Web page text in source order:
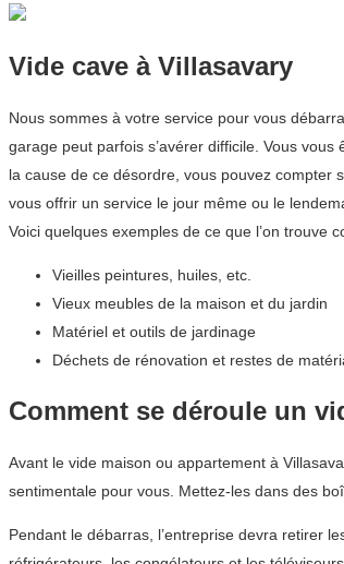
Vide cave à Villasavary
Nous sommes à votre service pour vous
garage peut parfois s’avérer difficile. Vous
la cause de ce désordre, vous pouvez compter
vous offrir un service le jour même ou le
Voici quelques exemples de ce que l’on trouve
Vieilles peintures, huiles, etc.
Vieux meubles de la maison et du jardin
Matériel et outils de jardinage
Déchets de rénovation et restes de
Comment se déroule un
Avant le vide maison ou appartement à
sentimentale pour vous. Mettez-les dans des
Pendant le débarras, l’entreprise devra retirer